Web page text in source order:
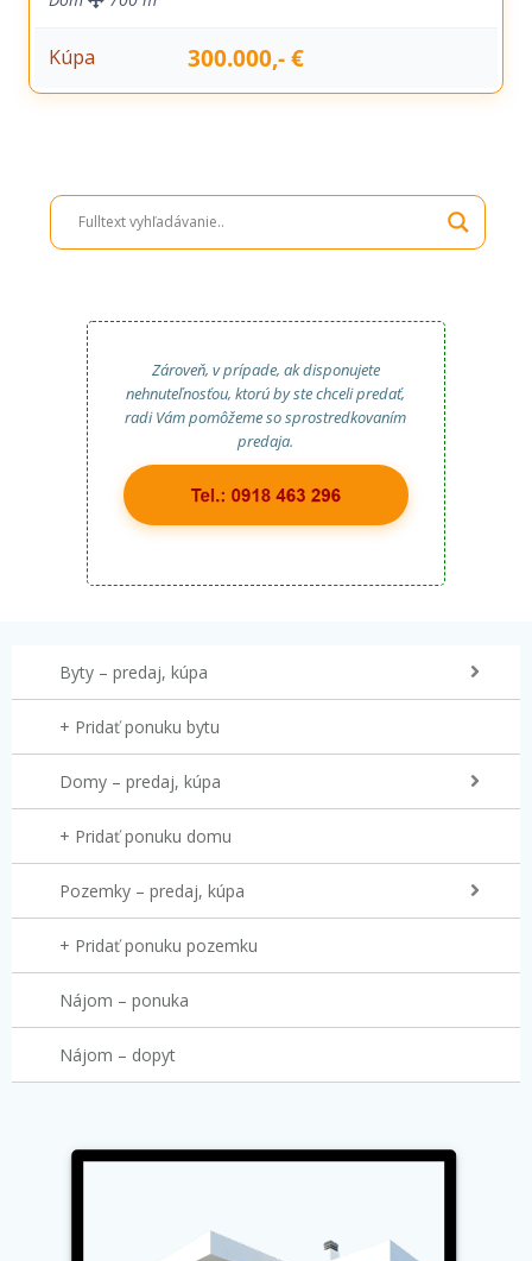
Kúpa 300.000,- €
Zároveň, v prípade, ak disponujete
nehnuteľnosťou, ktorú by ste chceli predať,
radi Vám pomôžeme so sprostredkovaním
predaja.
Byty – predaj, kúpa
+ Pridať ponuku bytu
Domy – predaj, kúpa
+ Pridať ponuku domu
Pozemky – predaj, kúpa
+ Pridať ponuku pozemku
Nájom – ponuka
Nájom – dopyt